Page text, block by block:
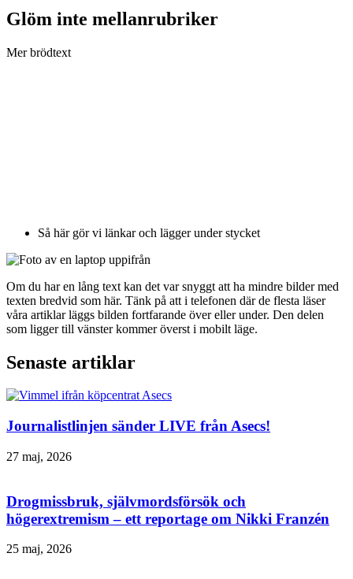
Glöm inte mellanrubriker
Mer brödtext
Så här gör vi länkar och lägger under stycket
Om du har en lång text kan det var snyggt att ha mindre bilder med
texten bredvid som här. Tänk på att i telefonen där de flesta läser
våra artiklar läggs bilden fortfarande över eller under. Den delen
som ligger till vänster kommer överst i mobilt läge.
Senaste artiklar
Journalistlinjen sänder LIVE från Asecs!
27 maj, 2026
Drogmissbruk, självmordsförsök och
högerextremism – ett reportage om Nikki Franzén
25 maj, 2026